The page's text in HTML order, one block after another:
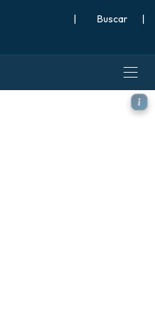
| |
modelo -